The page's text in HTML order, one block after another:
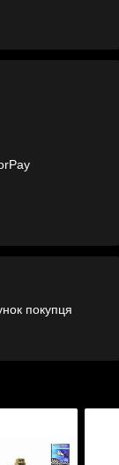
покупця